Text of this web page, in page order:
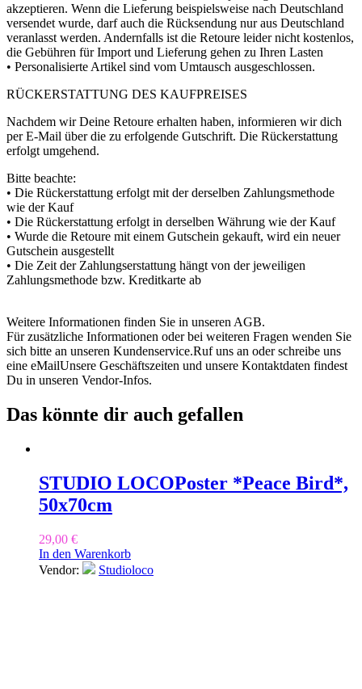
akzeptieren. Wenn die Lieferung beispielsweise nach Deutschland
versendet wurde, darf auch die Rücksendung nur aus Deutschland
veranlasst werden. Andernfalls ist die Retoure leider nicht kostenlos,
die Gebühren für Import und Lieferung gehen zu Ihren Lasten
• Personalisierte Artikel sind vom Umtausch ausgeschlossen.
RÜCKERSTATTUNG DES KAUFPREISES
Nachdem wir Deine Retoure erhalten haben, informieren wir dich
per E-Mail über die zu erfolgende Gutschrift. Die Rückerstattung
erfolgt umgehend.
Bitte beachte:
• Die Rückerstattung erfolgt mit der derselben Zahlungsmethode
wie der Kauf
• Die Rückerstattung erfolgt in derselben Währung wie der Kauf
• Wurde die Retoure mit einem Gutschein gekauft, wird ein neuer
Gutschein ausgestellt
• Die Zeit der Zahlungserstattung hängt von der jeweiligen
Zahlungsmethode bzw. Kreditkarte ab
Weitere Informationen finden Sie in unseren AGB.
Für zusätzliche Informationen oder bei weiteren Fragen wenden Sie
sich bitte an unseren Kundenservice.Ruf uns an oder schreibe uns
eine eMailUnsere Geschäftszeiten und unsere Kontaktdaten findest
Du in unseren Vendor-Infos.
Das könnte dir auch gefallen
STUDIO LOCOPoster *Peace Bird*,
50x70cm
29,00 €
In den Warenkorb
Vendor:
Studioloco